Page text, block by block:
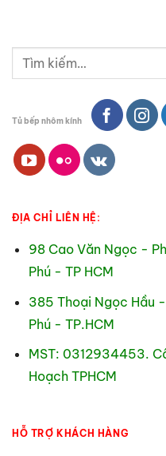
Tìm
kiếm:
Tủ bếp nhôm kính
ĐỊA CHỈ LIÊN HỆ:
98 Cao Văn Ngọc -
Phú - TP HCM
385 Thoại Ngọc Hầu
Phú - TP.HCM
MST: 0312934453.
Hoạch TPHCM
HỖ TRỢ KHÁCH HÀNG